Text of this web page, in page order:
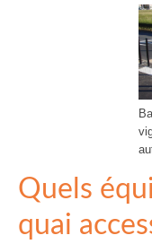
Quels
quai